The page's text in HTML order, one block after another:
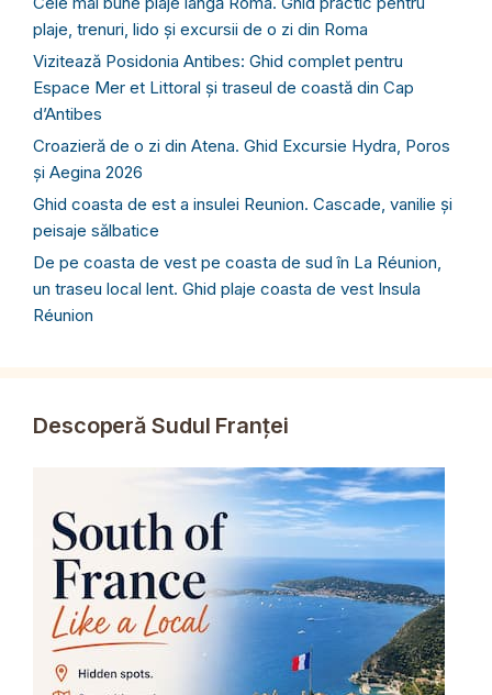
plaje, trenuri, lido și excursii de o zi din Roma
Vizitează Posidonia Antibes: Ghid complet pentru
Espace Mer et Littoral și traseul de coastă din Cap
d’Antibes
Croazieră de o zi din Atena. Ghid Excursie Hydra, Poros
și Aegina 2026
Ghid coasta de est a insulei Reunion. Cascade, vanilie și
peisaje sălbatice
De pe coasta de vest pe coasta de sud în La Réunion,
un traseu local lent. Ghid plaje coasta de vest Insula
Réunion
Descoperă Sudul Franței